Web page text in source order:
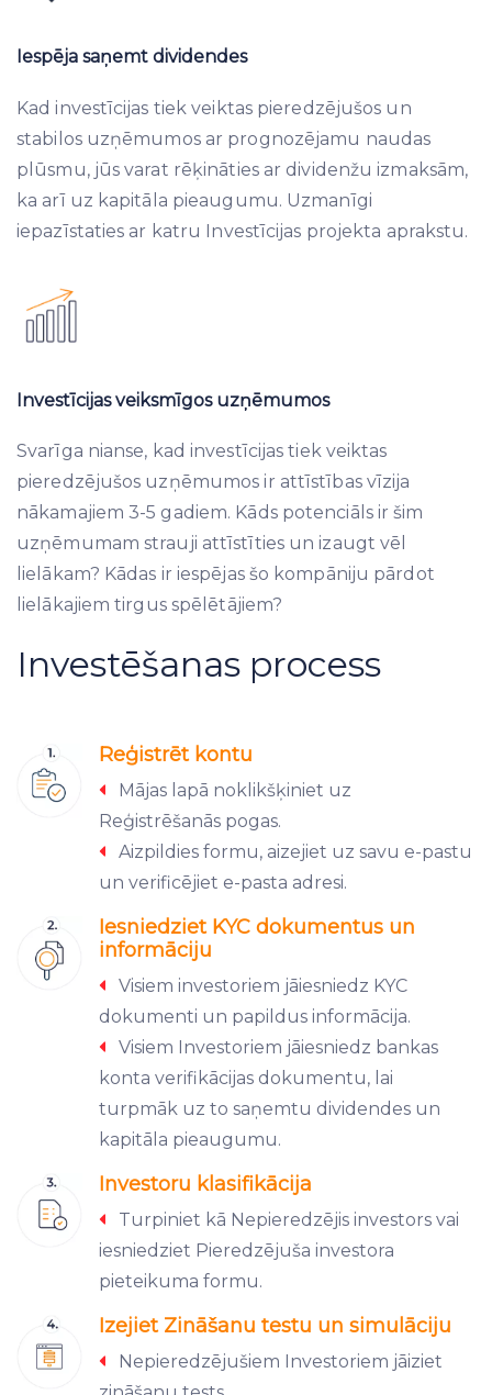
Iespēja saņemt dividendes
Kad investīcijas tiek veiktas pieredzējušos un
stabilos uzņēmumos ar prognozējamu naudas
plūsmu, jūs varat rēķināties ar dividenžu izmaksām,
ka arī uz kapitāla pieaugumu. Uzmanīgi
iepazīstaties ar katru Investīcijas projekta aprakstu.
Investīcijas veiksmīgos uzņēmumos
Svarīga nianse, kad investīcijas tiek veiktas
pieredzējušos uzņēmumos ir attīstības vīzija
nākamajiem 3-5 gadiem. Kāds potenciāls ir šim
uzņēmumam strauji attīstīties un izaugt vēl
lielākam? Kādas ir iespējas šo kompāniju pārdot
lielākajiem tirgus spēlētājiem?
Investēšanas process
Reģistrēt kontu
Mājas lapā noklikšķiniet uz
Reģistrēšanās pogas.
Aizpildies formu, aizejiet uz savu e-pastu
un verificējiet e-pasta adresi.
Iesniedziet KYC dokumentus un
informāciju
Visiem investoriem jāiesniedz KYC
dokumenti un papildus informācija.
Visiem Investoriem jāiesniedz bankas
konta verifikācijas dokumentu, lai
turpmāk uz to saņemtu dividendes un
kapitāla pieaugumu.
Investoru klasifikācija
Turpiniet kā Nepieredzējis investors vai
iesniedziet Pieredzējuša investora
pieteikuma formu.
Izejiet Zināšanu testu un simulāciju
Nepieredzējušiem Investoriem jāiziet